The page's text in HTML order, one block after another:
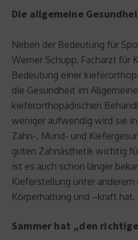
Die allgemeine
Neben der Bedeutung für
Werner Schupp, Facharzt für
Bedeutung einer
die Gesundheit im
kieferorthopädischen
weniger aufwendig wird sie
Zahn-, Mund- und
guten Zahnästhetik wichtig
ist es auch schon länger
Kieferstellung unter
Körperhaltung und –kraft hat.
Sammer hat „den